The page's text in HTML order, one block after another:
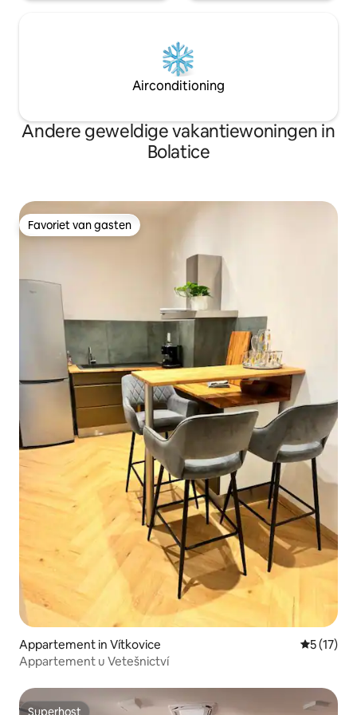
Airconditioning
Andere geweldige vakantiewoningen in
Bolatice
Favoriet van gasten
Favoriet van gasten
Appartement in Vítkovice
5 (17)
Appartement u Vetešnictví
Superhost